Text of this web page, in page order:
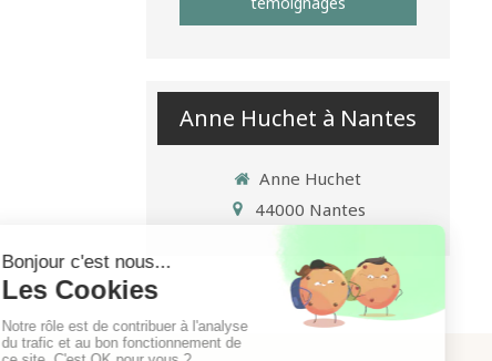
Anne Huchet à Nantes
Anne Huchet
44000 Nantes